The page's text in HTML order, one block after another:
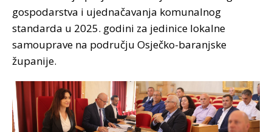
gospodarstva i ujednačavanja komunalnog
standarda u 2025. godini za jedinice lokalne
samouprave na području Osječko-baranjske
županije.